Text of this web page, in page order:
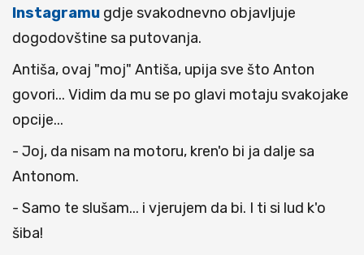
Instagramu gdje svakodnevno objavljuje
dogodovštine sa putovanja.
Antiša, ovaj "moj" Antiša, upija sve što Anton
govori... Vidim da mu se po glavi motaju svakojake
opcije...
- Joj, da nisam na motoru, kren'o bi ja dalje sa
Antonom.
- Samo te slušam... i vjerujem da bi. I ti si lud k'o
šiba!